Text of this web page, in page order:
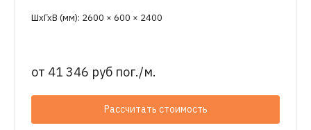
ШхГхВ (мм): 2600 × 600 × 2400
от 41 346 руб пог./м.
Рассчитать стоимость